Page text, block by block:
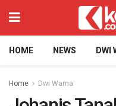
HOME NEWS DWI
Home Dwi Warna